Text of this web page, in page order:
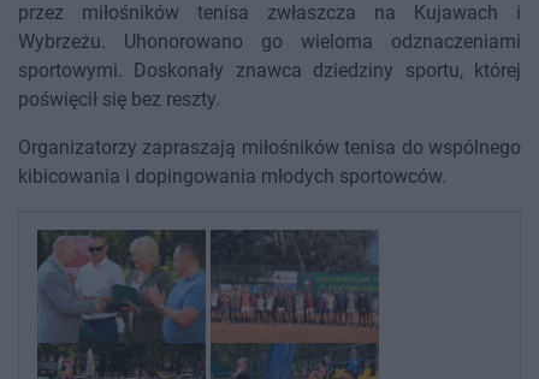
przez miłośników tenisa zwłaszcza na Kujawach i
Wybrzeżu. Uhonorowano go wieloma odznaczeniami
sportowymi. Doskonały znawca dziedziny sportu, której
poświęcił się bez reszty.
Organizatorzy zapraszają miłośników tenisa do wspólnego
kibicowania i dopingowania młodych sportowców.